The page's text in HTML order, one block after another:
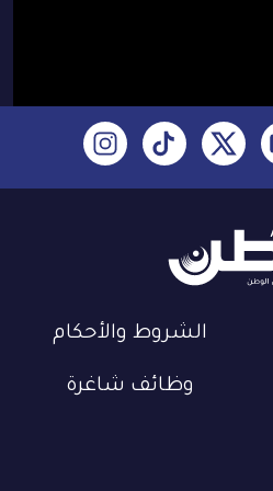
الشروط والأحكام
وظائف شاغرة